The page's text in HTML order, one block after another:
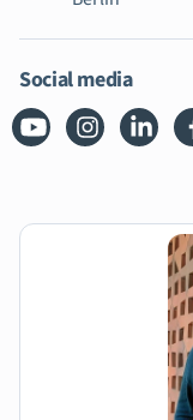
Social media